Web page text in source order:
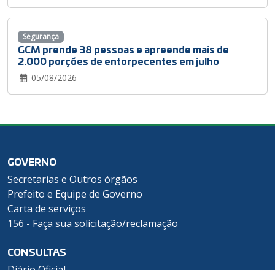
GCM prende 38 pessoas e apreende mais de
2.000 porções de entorpecentes em julho
05/08/2026
Segurança
GOVERNO
Secretarias e Outros órgãos
Prefeito e Equipe de Governo
Carta de serviços
156 - Faça sua solicitação/reclamação
CONSULTAS